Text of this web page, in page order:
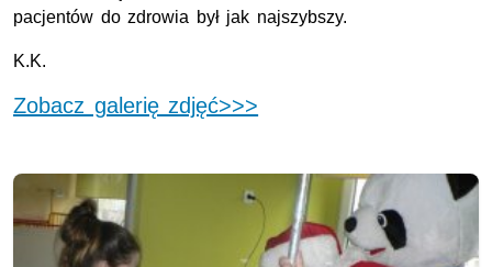
pacjentów do zdrowia był jak najszybszy.
K.K.
Zobacz galerię zdjęć>>>